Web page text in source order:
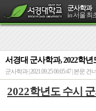
군사학과
in 서울 최
서경대 군사학과, 2022학
군사학과 | 2021.09.25 06:05:47 | 본문 건
2022학년도 수시